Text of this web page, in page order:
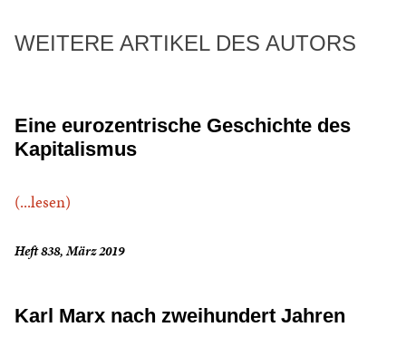
WEITERE ARTIKEL DES AUTORS
Eine eurozentrische Geschichte des
Kapitalismus
(...lesen)
Heft 838, März 2019
Karl Marx nach zweihundert Jahren